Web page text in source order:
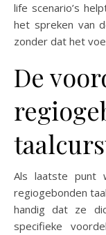
life scenario’s
het spreken van
zonder dat het
De
Als laatste punt
regiogebonden
handig dat ze
specifieke